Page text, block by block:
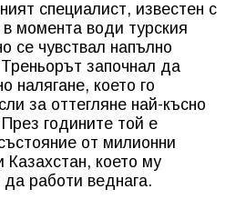
специалист, известен с
момента води турския
се чувствал напълно
започнал да
налягане, което го
за оттегляне най-късно
годините той е
от милионни
Казахстан, което му
работи веднага.